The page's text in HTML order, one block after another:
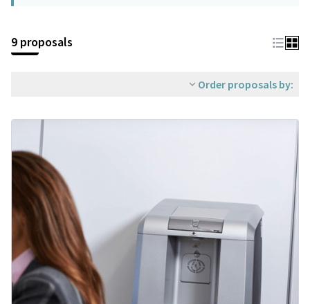
9 proposals
Order proposals by: